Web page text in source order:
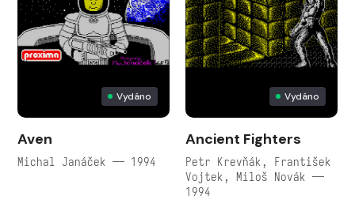
Vydáno
Aven
Michal Janáček — 1994
Vydáno
Ancient Fighters
Petr Krevňák, František
Vojtek, Miloš Novák —
1994